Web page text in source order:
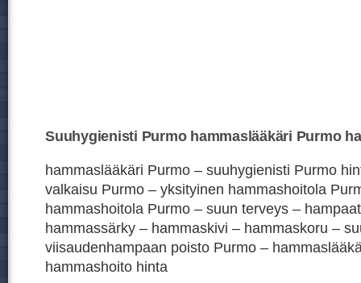
Suuhygienisti Purmo hammaslääkäri Purmo
hammaslääkäri Purmo – suuhygienisti Purmo
valkaisu Purmo – yksityinen hammashoitola
hammashoitola Purmo – suun terveys –
hammassärky – hammaskivi – hammaskoru –
viisaudenhampaan poisto Purmo –
hammashoito hinta